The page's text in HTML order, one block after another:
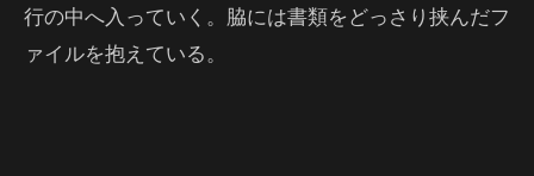
行の中へ入っていく。脇には書類をどっさり挟んだフ
ァイルを抱えている。